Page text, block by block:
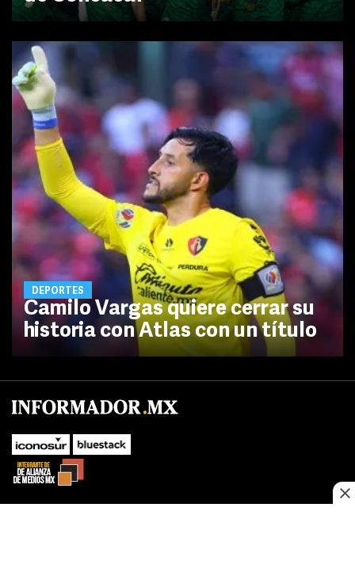
DEPORTES
Camilo Vargas quiere cerrar su
historia con Atlas con un título